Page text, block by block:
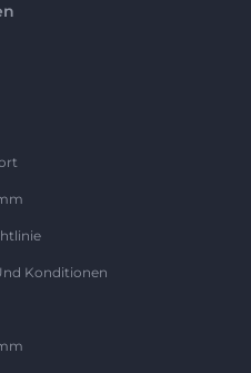
Konditionen